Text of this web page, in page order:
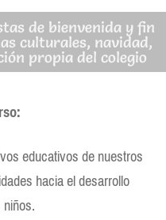
de bienvenida y fin
culturales, navidad,
propia del colegio
educativos de nuestros
hacia el desarrollo